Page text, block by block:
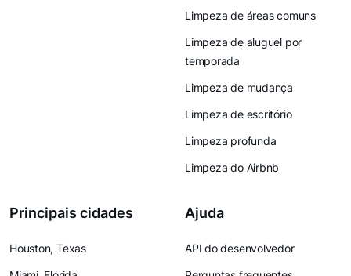
Limpeza de áreas comuns
Limpeza de aluguel por
temporada
Limpeza de mudança
Limpeza de escritório
Limpeza profunda
Limpeza do Airbnb
Principais cidades
Houston, Texas
Ajuda
API do desenvolvedor